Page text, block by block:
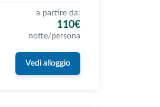
a partire da:
110€
notte/persona
Vedi alloggio